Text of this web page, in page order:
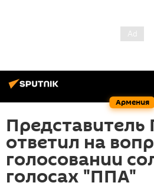
Армения
ответил на
голосовании
голосах "ППА"